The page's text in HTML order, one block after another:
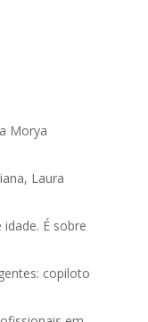
Morya
Laura
É sobre
copiloto